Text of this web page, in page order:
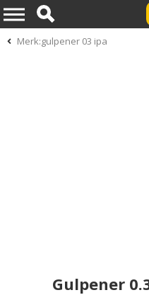
Merk:gulpener 03 ipa
Gulpener